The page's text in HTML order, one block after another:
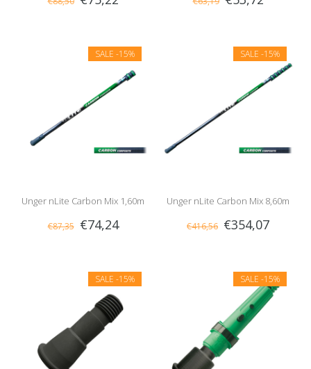
Groen Groen
SALE -15%
Unger nLite Carbon Mix 1,60m
€87,35 €74,24
SALE -15%
Unger nLite Carbon Mix 8,60m
€416,56 €354,07
SALE -15% SALE -15%